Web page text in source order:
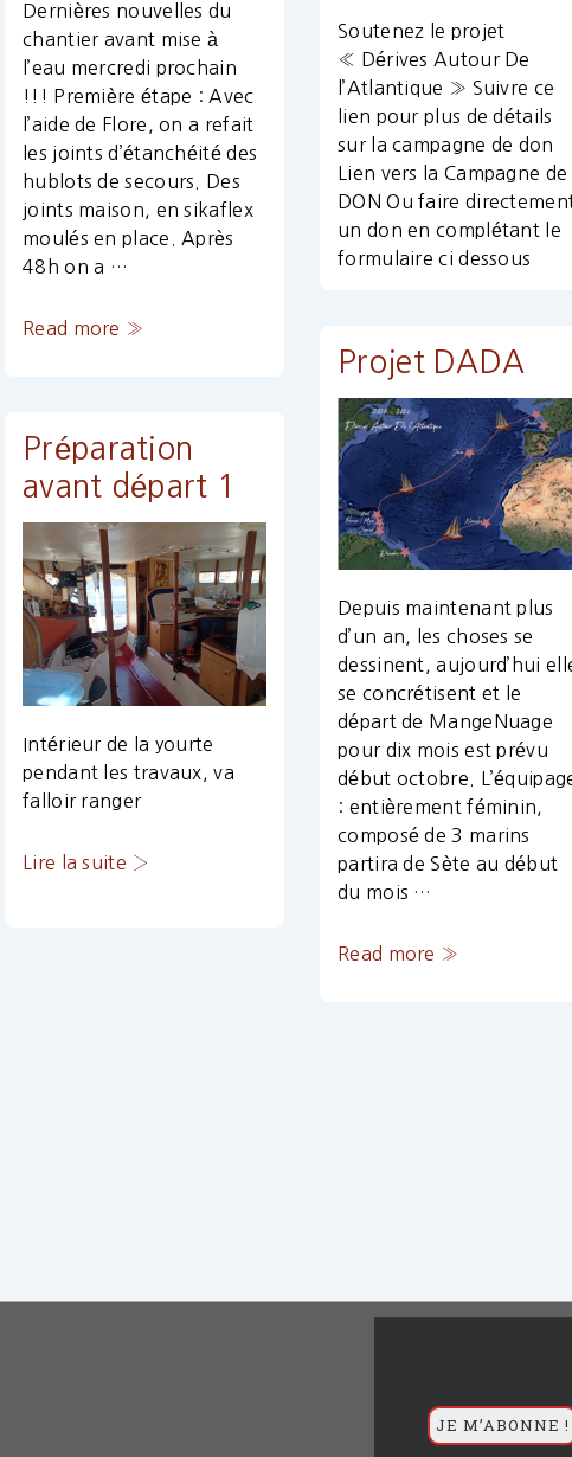
Dernières nouvelles du
chantier avant mise à
l’eau mercredi prochain
!!! Première étape : Avec
l’aide de Flore, on a refait
les joints d’étanchéité des
hublots de secours. Des
joints maison, en sikaflex
moulés en place. Après
48h on a …
Préparation
Read more »
Préparation
avant départ 1
Intérieur de la yourte
pendant les travaux, va
falloir ranger
Lire la suite ›
Soutenez le projet
« Dérives Autour De
l’Atlantique » Suivre ce
lien pour plus de détails
sur la campagne de don
Lien vers la Campagne de
DON Ou faire
un don en complétant le
formulaire ci dessous
Projet DADA
Depuis maintenant plus
d’un an, les choses se
dessinent, aujourd’hui
se concrétisent et le
départ de MangeNuage
pour dix mois est prévu
début octobre.
: entièrement féminin,
composé de 3 marins
partira de Sète au début
du mois …
Projet
Read more »